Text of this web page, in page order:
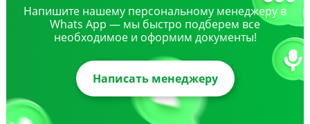
Напишите нашему персональному менеджеру в
Whats App — мы быстро подберем все
необходимое и оформим документы!
Написать менеджеру